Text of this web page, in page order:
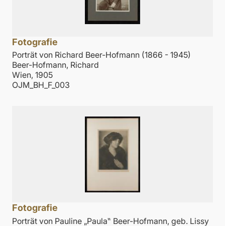
Fotografie
Porträt von Richard Beer-Hofmann (1866 - 1945)
Beer-Hofmann, Richard
Wien, 1905
OJM_BH_F_003
Fotografie
Porträt von Pauline „Paula‟ Beer-Hofmann, geb. Lissy